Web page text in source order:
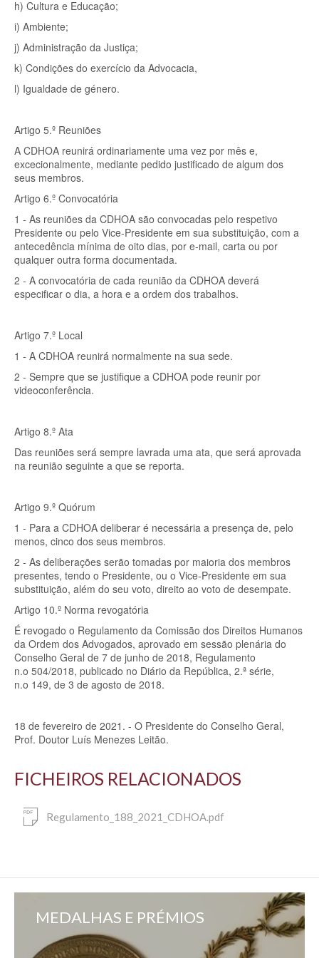
h) Cultura e Educação;
i) Ambiente;
j) Administração da Justiça;
k) Condições do exercício da Advocacia,
l) Igualdade de género.
Artigo 5.º Reuniões
A CDHOA reunirá ordinariamente uma vez por mês e,
excecionalmente, mediante pedido justificado de algum dos
seus membros.
Artigo 6.º Convocatória
1 - As reuniões da CDHOA são convocadas pelo respetivo
Presidente ou pelo Vice-Presidente em sua substituição, com a
antecedência mínima de oito dias, por e-mail, carta ou por
qualquer outra forma documentada.
2 - A convocatória de cada reunião da CDHOA deverá
especificar o dia, a hora e a ordem dos trabalhos.
Artigo 7.º Local
1 - A CDHOA reunirá normalmente na sua sede.
2 - Sempre que se justifique a CDHOA pode reunir por
videoconferência.
Artigo 8.º Ata
Das reuniões será sempre lavrada uma ata, que será aprovada
na reunião seguinte a que se reporta.
Artigo 9.º Quórum
1 - Para a CDHOA deliberar é necessária a presença de, pelo
menos, cinco dos seus membros.
2 - As deliberações serão tomadas por maioria dos membros
presentes, tendo o Presidente, ou o Vice-Presidente em sua
substituição, além do seu voto, direito ao voto de desempate.
Artigo 10.º Norma revogatória
É revogado o Regulamento da Comissão dos Direitos Humanos
da Ordem dos Advogados, aprovado em sessão plenária do
Conselho Geral de 7 de junho de 2018, Regulamento
n.o 504/2018, publicado no Diário da República, 2.ª série,
n.o 149, de 3 de agosto de 2018.
18 de fevereiro de 2021. - O Presidente do Conselho Geral,
Prof. Doutor Luís Menezes Leitão.
FICHEIROS RELACIONADOS
Regulamento_188_2021_CDHOA.pdf
MEDALHAS E PRÉMIOS